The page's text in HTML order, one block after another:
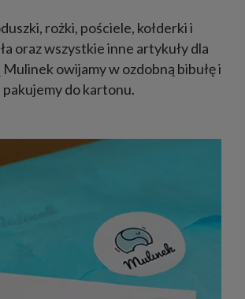
rożki, pościele, kołderki i
oraz wszystkie inne artykuły dla
owijamy w ozdobną bibułę i
pakujemy do kartonu.